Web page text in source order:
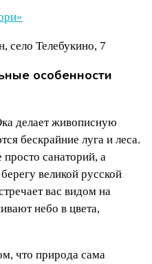
село Телебукино, 7
особенности
делает живописную
бескрайние луга и леса.
санаторий, а
великой русской
вас видом на
небо в цвета,
что природа сама